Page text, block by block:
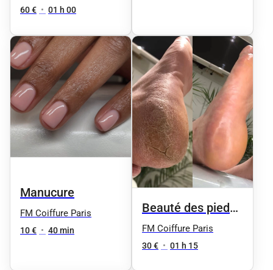
60 € • 01 h 00
Manucure
FM Coiffure Paris
10 € • 40 min
Beauté des pieds
homme
FM Coiffure Paris
30 € • 01 h 15